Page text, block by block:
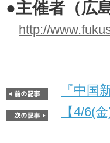
●主催者（広
http://
『中国
【4/6(